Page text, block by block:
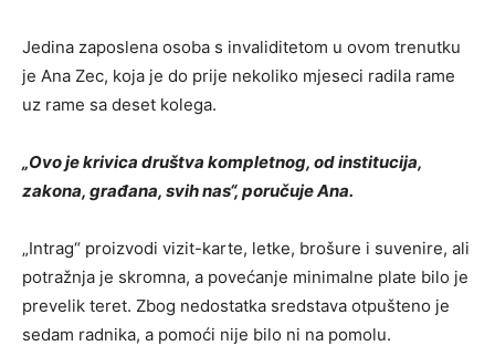
Jedina zaposlena osoba s invaliditetom u ovom trenutku
je Ana Zec, koja je do prije nekoliko mjeseci radila rame
uz rame sa deset kolega.
„Ovo je krivica društva kompletnog, od institucija,
zakona, građana, svih nas“, poručuje Ana.
„Intrag“ proizvodi vizit-karte, letke, brošure i suvenire, ali
potražnja je skromna, a povećanje minimalne plate bilo je
prevelik teret. Zbog nedostatka sredstava otpušteno je
sedam radnika, a pomoći nije bilo ni na pomolu.